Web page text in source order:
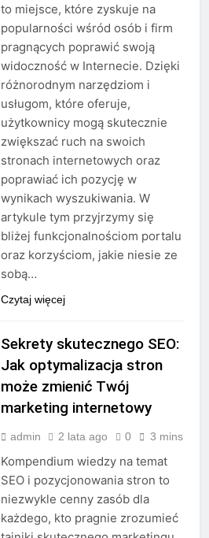
to miejsce, które zyskuje na
popularności wśród osób i firm
pragnących poprawić swoją
widoczność w Internecie. Dzięki
różnorodnym narzędziom i
usługom, które oferuje,
użytkownicy mogą skutecznie
zwiększać ruch na swoich
stronach internetowych oraz
poprawiać ich pozycję w
wynikach wyszukiwania. W
artykule tym przyjrzymy się
bliżej funkcjonalnościom portalu
oraz korzyściom, jakie niesie ze
sobą…
Czytaj więcej
Sekrety skutecznego SEO:
Jak optymalizacja stron
może zmienić Twój
marketing internetowy
admin 2 lata ago 0 3 mins
Kompendium wiedzy na temat
SEO i pozycjonowania stron to
niezwykle cenny zasób dla
każdego, kto pragnie zrozumieć